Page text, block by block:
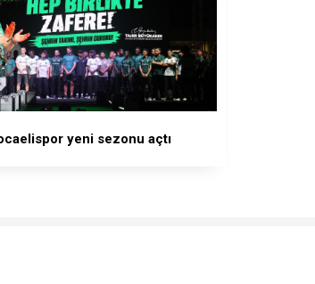
yeni sezonu açtı